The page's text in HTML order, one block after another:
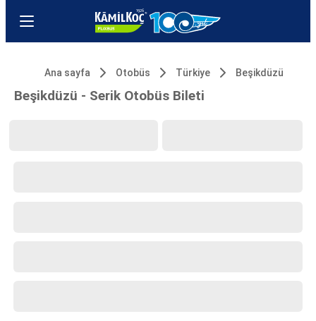
Ana sayfa Otobüs Türkiye Beşikdüzü
Beşikdüzü - Serik Otobüs Bileti